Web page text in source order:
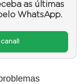
as últimas
WhatsApp.